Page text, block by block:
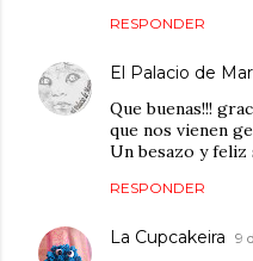
RESPONDER
El Palacio de
Que buenas!!!
que nos vienen
Un besazo y feliz
RESPONDER
La Cupcakeira 9